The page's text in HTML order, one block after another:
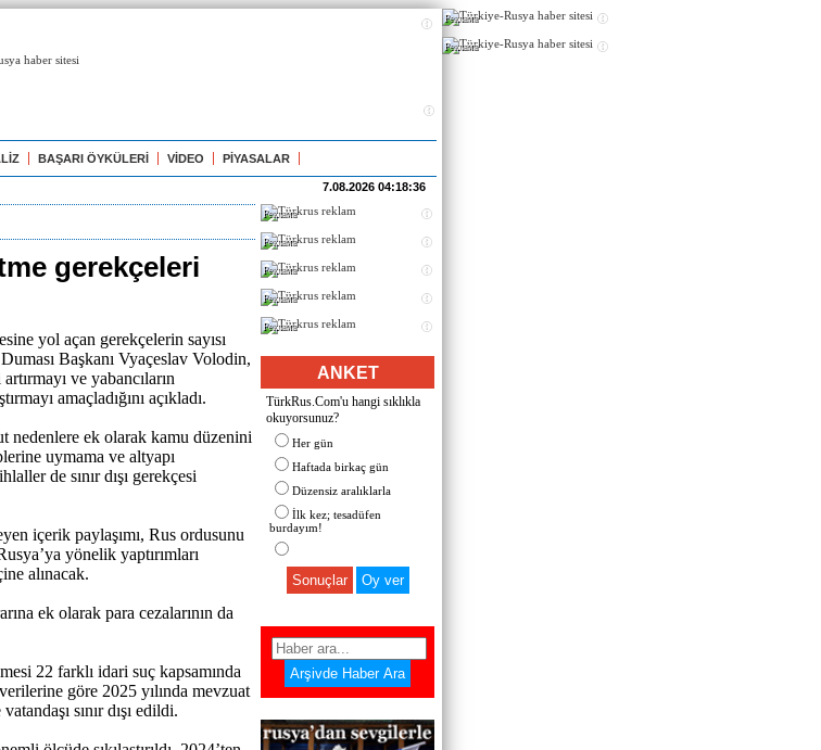
BAŞARI ÖYKÜLERİ VİDEO PİYASALAR
7.08.2026 04:18:36
gerekçeleri
yol açan gerekçelerin sayısı
Başkanı Vyaçeslav Volodin,
ve yabancıların
amaçladığını açıkladı.
nedenlere ek olarak kamu düzenini
uymama ve altyapı
de sınır dışı gerekçesi
içerik paylaşımı, Rus ordusunu
yönelik yaptırımları
alınacak.
ek olarak para cezalarının da
22 farklı idari suç kapsamında
göre 2025 yılında mevzuat
sınır dışı edildi.
Реклама
Реклама
Реклама
Реклама
Реклама
ANKET
TürkRus.Com'u hangi sıklıkla
okuyorsunuz?
Her gün
Haftada birkaç gün
Düzensiz aralıklarla
İlk kez; tesadüfen
burdayım!
Sonuçlar
Реклама
Реклама